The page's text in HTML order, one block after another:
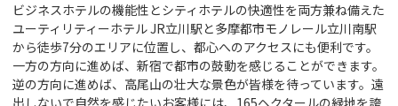
ビジネスホテルの機能性とシティホテルの快適性を両方兼ね備えた
ユーティリティーホテル JR立川駅と多摩都市モノレール立川南駅
から徒歩7分のエリアに位置し、都心へのアクセスにも便利です。
一方の方向に進めば、新宿で都市の鼓動を感じることができます。
逆の方向に進めば、高尾山の壮大な景色が皆様を待っています。遠
出しないで自然を感じたいお客様には、165ヘクタールの緑地を誇